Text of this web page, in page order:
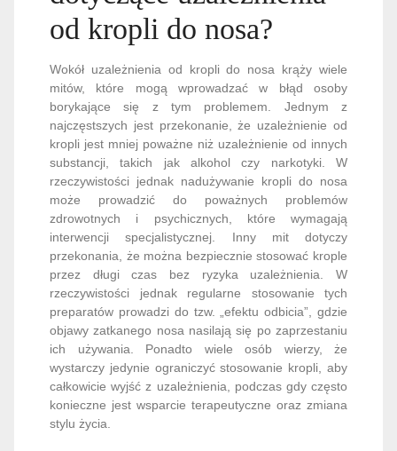
od kropli do nosa?
Wokół uzależnienia od kropli do nosa krąży wiele
mitów, które mogą wprowadzać w błąd osoby
borykające się z tym problemem. Jednym z
najczęstszych jest przekonanie, że uzależnienie od
kropli jest mniej poważne niż uzależnienie od innych
substancji, takich jak alkohol czy narkotyki. W
rzeczywistości jednak nadużywanie kropli do nosa
może prowadzić do poważnych problemów
zdrowotnych i psychicznych, które wymagają
interwencji specjalistycznej. Inny mit dotyczy
przekonania, że można bezpiecznie stosować krople
przez długi czas bez ryzyka uzależnienia. W
rzeczywistości jednak regularne stosowanie tych
preparatów prowadzi do tzw. „efektu odbicia”, gdzie
objawy zatkanego nosa nasilają się po zaprzestaniu
ich używania. Ponadto wiele osób wierzy, że
wystarczy jedynie ograniczyć stosowanie kropli, aby
całkowicie wyjść z uzależnienia, podczas gdy często
konieczne jest wsparcie terapeutyczne oraz zmiana
stylu życia.